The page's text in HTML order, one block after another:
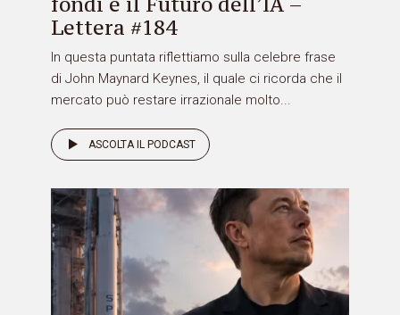
Lettera #184
In questa puntata riflettiamo sulla celebre frase
di John Maynard Keynes, il quale ci ricorda che il
mercato può restare irrazionale molto...
ASCOLTA IL PODCAST